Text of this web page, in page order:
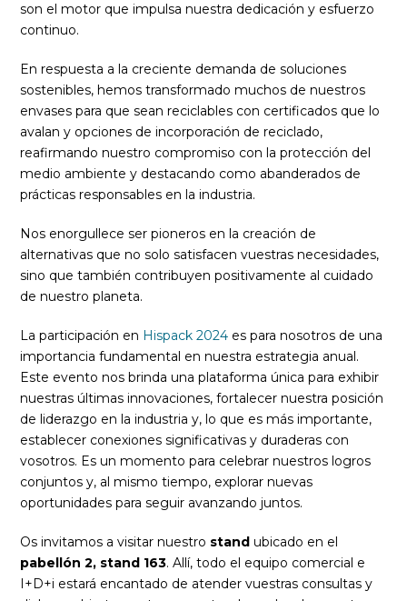
son el motor que impulsa nuestra dedicación y esfuerzo
continuo.
En respuesta a la creciente demanda de soluciones
sostenibles, hemos transformado muchos de nuestros
envases para que sean reciclables con certificados que lo
avalan y opciones de incorporación de reciclado,
reafirmando nuestro compromiso con la protección del
medio ambiente y destacando como abanderados de
prácticas responsables en la industria.
Nos enorgullece ser pioneros en la creación de
alternativas que no solo satisfacen vuestras necesidades,
sino que también contribuyen positivamente al cuidado
de nuestro planeta.
La participación en Hispack 2024 es para nosotros de una
importancia fundamental en nuestra estrategia anual.
Este evento nos brinda una plataforma única para exhibir
nuestras últimas innovaciones, fortalecer nuestra posición
de liderazgo en la industria y, lo que es más importante,
establecer conexiones significativas y duraderas con
vosotros. Es un momento para celebrar nuestros logros
conjuntos y, al mismo tiempo, explorar nuevas
oportunidades para seguir avanzando juntos.
Os invitamos a visitar nuestro stand ubicado en el
pabellón 2, stand 163. Allí, todo el equipo comercial e
I+D+i estará encantado de atender vuestras consultas y